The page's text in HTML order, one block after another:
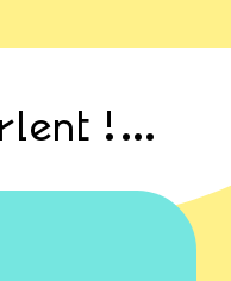
!…